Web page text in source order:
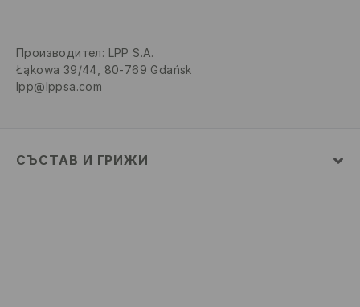
Производител: LPP S.A.
Łąkowa 39/44, 80-769 Gdańsk
lpp@lppsa.com
СЪСТАВ И ГРИЖИ